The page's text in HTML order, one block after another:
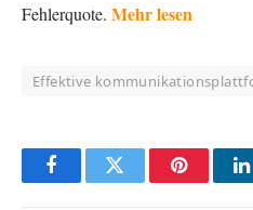
Fehlerquote. Mehr lesen
Effektive
FacebookTwitter Pinterest